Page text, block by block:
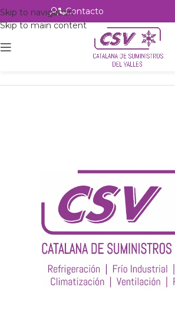
Skip to navigation
Skip to main content
Contacto
csvalles